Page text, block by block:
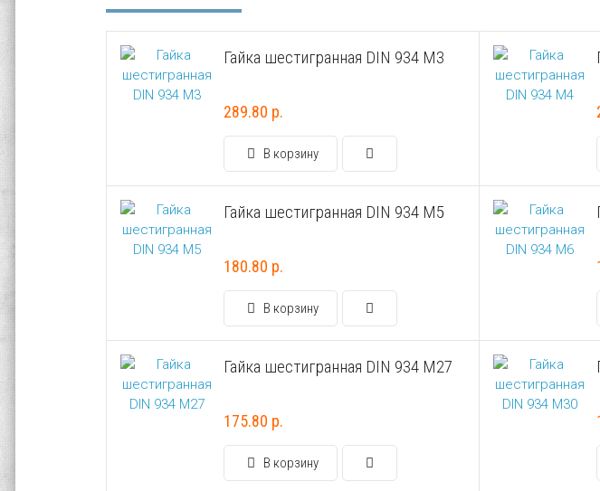
Гайка шестигранная DIN 934 М3
289.80 р.
В корзину
Гайка шестигранная DIN 934 М5
180.80 р.
В корзину
Гайка шестигранная DIN 934 М27
175.80 р.
В корзину